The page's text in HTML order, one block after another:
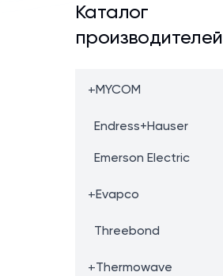
Каталог
производителей
+MYCOM
Endress+Hauser
Emerson Electric
+Evapco
Threebond
+Thermowave